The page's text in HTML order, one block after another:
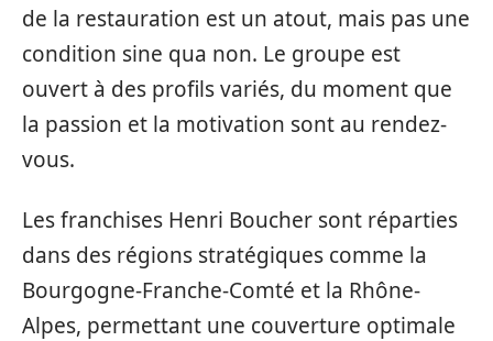
de la restauration est un atout, mais pas une
condition sine qua non. Le groupe est
ouvert à des profils variés, du moment que
la passion et la motivation sont au rendez-
vous.
Les franchises Henri Boucher sont réparties
dans des régions stratégiques comme la
Bourgogne-Franche-Comté et la Rhône-
Alpes, permettant une couverture optimale